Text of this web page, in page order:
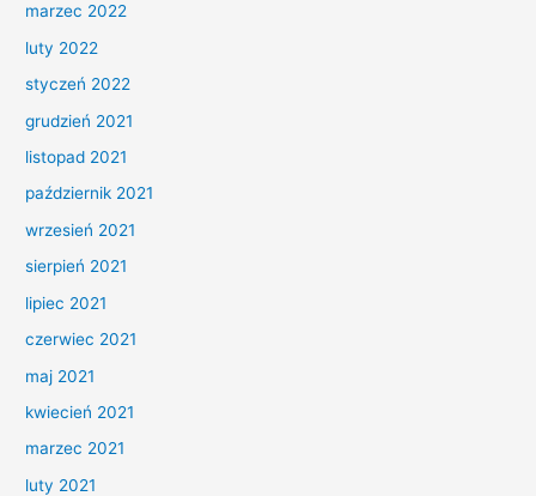
marzec 2022
luty 2022
styczeń 2022
grudzień 2021
listopad 2021
październik 2021
wrzesień 2021
sierpień 2021
lipiec 2021
czerwiec 2021
maj 2021
kwiecień 2021
marzec 2021
luty 2021